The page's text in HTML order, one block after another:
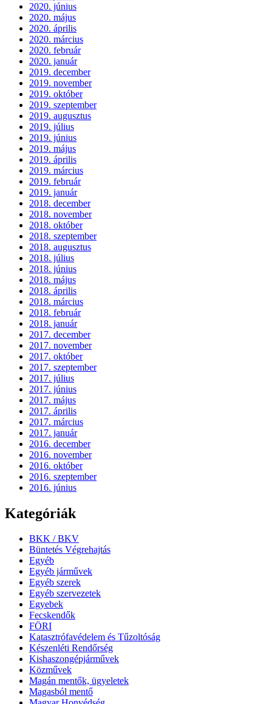
2020. június
2020. május
2020. április
2020. március
2020. február
2020. január
2019. december
2019. november
2019. október
2019. szeptember
2019. augusztus
2019. július
2019. június
2019. május
2019. április
2019. március
2019. február
2019. január
2018. december
2018. november
2018. október
2018. szeptember
2018. augusztus
2018. július
2018. június
2018. május
2018. április
2018. március
2018. február
2018. január
2017. december
2017. november
2017. október
2017. szeptember
2017. július
2017. június
2017. május
2017. április
2017. március
2017. január
2016. december
2016. november
2016. október
2016. szeptember
2016. június
Kategóriák
BKK / BKV
Büntetés Végrehajtás
Egyéb
Egyéb járművek
Egyéb szerek
Egyéb szervezetek
Egyebek
Fecskendők
FÖRI
Katasztrófavédelem és Tűzoltóság
Készenléti Rendőrség
Kishaszongépjárművek
Közművek
Magán mentők, ügyeletek
Magasból mentő